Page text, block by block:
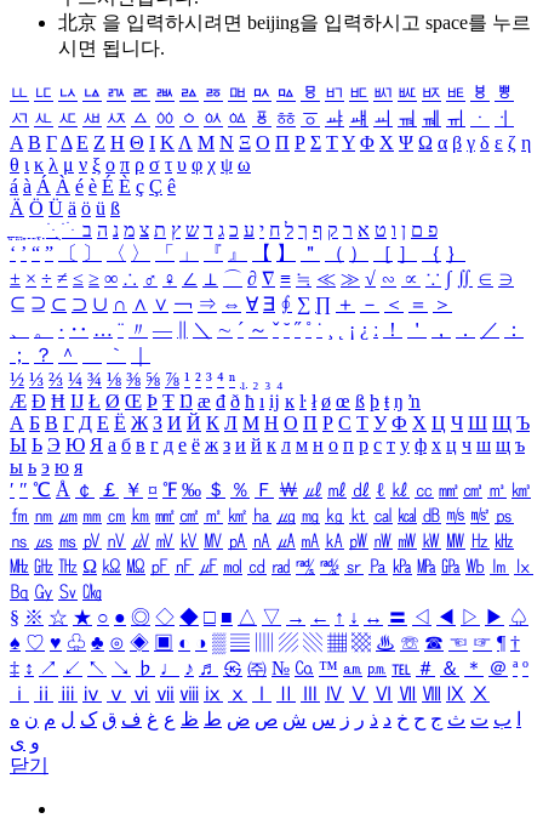
北京 을 입력하시려면 beijing을 입력하시고 space를 누르
시면 됩니다.
ㅥ ㅦ ㅧ ㅨ ㅩ ㅪ ㅫ ㅬ ㅭ ㅮ ㅯ ㅰ ㅱ ㅲ ㅳ ㅴ ㅵ ㅶ ㅷ ㅸ
ㅹ
ㅺ ㅻ ㅼ ㅽ ㅾ ㅿ ㆀ ㆁ ㆂ ㆃ ㆄ ㆅ ㆆ ㆇ ㆈ ㆉ ㆊ ㆋ ㆌ ㆍ
ㆎ
Α Β ΓΔ Ε Ζ Η Θ Ι ΚΛ Μ Ν Ξ Ο Π Ρ Σ ΤΥ Φ Χ Ψ Ω α β γ δ ε ζ η
θ ι κ λ μ ν ξ ο π ρ σ τ υ φ χ ψ ω
á à Á À é è É È ç Ç ê
Ä Ö Ü ä ö ü ß
ִֶֹ ֻּ ׁׂ פ ם ן ו ט א ר ק ף ך ל ח י ע כ ג ד ש ץ ת צ מ נ ה ב
‘ ’ “ ” 〔 〕 〈 〉 「 」 『 』 【 】 ＂ （ ） ［ ］ ｛ ｝
± × ÷ ≠ ≤ ≥ ∞ ∴ ♂ ♀ ∠ ⊥ ⌒ ∂ ∇ ≡ ≒ ≪ ≫ √ ∽ ∝ ∵ ∫ ∬ ∈ ∋
⊆ ⊇ ⊂ ⊃ ∪ ∩ ∧ ∨ ￢ ⇒ ⇔ ∀ ∃ ∮ ∑ ∏ ＋ － ＜ ＝
＞
、
。 · ‥ … ¨ 〃 ― ＼ ∼ ´ ～ ˇ ˘ ˝ ˚ ˙ ¸ ¡ ¿ ː ！ ＇ ， ． ／
：
；
？ ＾ ｀
½ ⅓ ⅔ ¼ ¾ ⅛ ⅜ ⅝ ⅞ ¹ ² ³ ⁴ ⁿ ₁ ₂ ₃ ₄
Æ Ð Ħ Ĳ Ł Ø Œ Þ Ŧ Ŋ æ đ ð ħ ı ĳ ĸ ŀ ł ø œ ß þ ŧ ŋ ŉ
А Б В Г Д Е Ё Ж З И Й К Л М Н О П Р С Т У Ф Х Ц Ч Ш Щ Ъ
Ы Ь Э Ю Я а б в г д е ё ж з и й к л м н о п р с т у ф х ц ч ш щ ъ
ы ь э ю я
′ ″ ℃ Å ￠ ￡ ￥ ¤ ℉ ‰ ＄ ％ Ｆ ￦ ㎕ ㎖ ㎗ ℓ ㎘ ㏄ ㎣ ㎤ ㎥ ㎦
㎙ ㎚ ㎛ ㎜ ㎝ ㎞ ㎟ ㎠ ㎡ ㎢ ㏊ ㎍ ㎎ ㎏ ㏏ ㎈ ㎉ ㏈ ㎧ ㎨ ㎰
㎱ ㎲ ㎳ ㎴ ㎵ ㎶ ㎷ ㎸ ㎹ ㎀ ㎁ ㎂ ㎃ ㎄ ㎺ ㎻ ㎽ ㎾ ㎿ ㎐ ㎑
㎒ ㎓ ㎔ Ω ㏀ ㏁ ㎊ ㎋ ㎌ ㏖ ㏅ ㎭ ㎮ ㎯ ㏛ ㎩ ㎪ ㎫ ㎬ ㏝ ㏐
㏓
㏃ ㏉ ㏜ ㏆
§ ※ ☆ ★ ○ ● ◎ ◇ ◆ □ ■ △ ▽ → ← ↑ ↓ ↔ 〓 ◁ ◀ ▷ ▶ ♤
♠ ♡ ♥ ♧ ♣ ⊙ ◈ ▣ ◐ ◑ ▒ ▤ ▨ ▧ ▦ ▩ ♨ ☏ ☎ ☜ ☞ ¶ †
‡ ↕ ↗ ↙ ↖ ↘ ♭ ♩ ♪ ♬ ㉿ ㈜ № ㏇ ™ ㏂ ㏘ ℡ ＃ ＆ ＊ ＠ ª º
ⅰ
ⅱ ⅲ ⅳ ⅴ ⅵ ⅶ ⅷ ⅸ ⅹ Ⅳ Ⅴ Ⅵ Ⅶ Ⅷ Ⅸ Ⅹ
ب ت ث ج ح خ د ذ ر ز س ش ص ض ط ظ ع غ ف ق ک ل م ن ه
و ی
닫기